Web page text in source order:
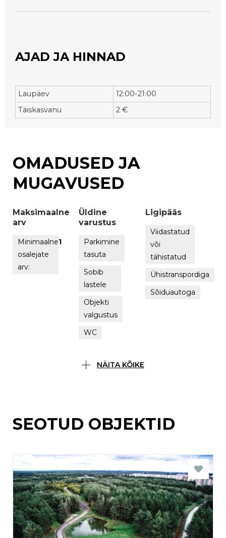
AJAD JA HINNAD
Laupäev
12:00-21:00
Täiskasvanu
2 €
OMADUSED JA
MUGAVUSED
Maksimaalne
arv
Minimaalne
osalejate
arv:
1
Üldine
varustus
Parkimine
tasuta
Sobib
lastele
Objekti
valgustus
WC
Ligipääs
Viidastatud
või
tähistatud
Ühistranspordiga
Sõiduautoga
NÄITA KÕIKE
SEOTUD OBJEKTID